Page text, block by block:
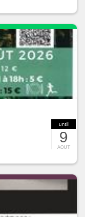
until
9
AOUT